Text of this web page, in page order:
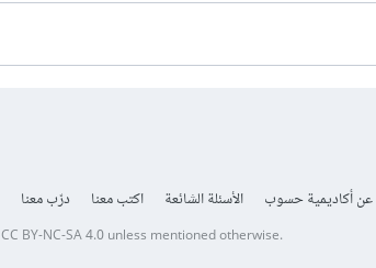
عن أكاديمية حسوب الأسئلة الشائعة اكتب معنا درّب معنا
CC BY-NC-SA 4.0unless mentioned otherwise.